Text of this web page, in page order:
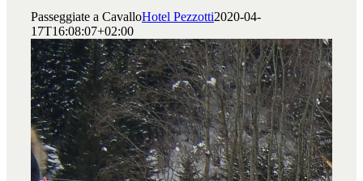
Passeggiate a CavalloHotel Pezzotti2020-04-
17T16:08:07+02:00